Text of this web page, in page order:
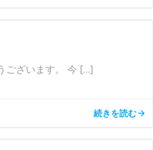
ございます。 今 […]
続きを読む